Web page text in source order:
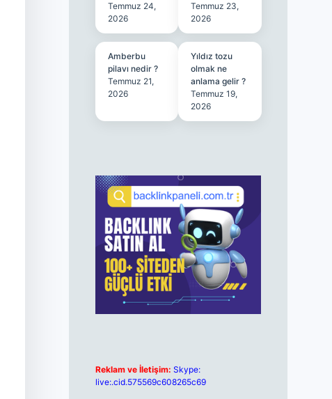
Temmuz 24,
2026
Temmuz 23,
2026
Amberbu
pilavı nedir ?
Temmuz 21,
2026
Yıldız tozu
olmak ne
anlama gelir ?
Temmuz 19,
2026
Reklam ve İletişim: Skype:
live:.cid.575569c608265c69